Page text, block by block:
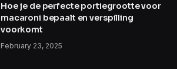
Hoe je de perfecte portiegrootte voor
macaroni bepaalt en verspilling
voorkomt
February 23, 2025